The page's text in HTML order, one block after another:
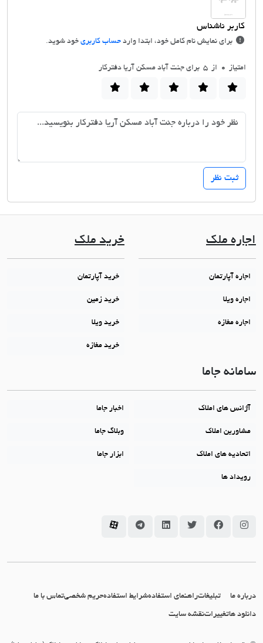
برای نمایش نام کامل خود، ابتدا وارد حساب کاربری خود شوید.
امتیاز 0 از 5 برای جنت آباد مسکن آریا دفترکار
اجاره ملک
اجاره آپارتمان
اجاره ویلا
اجاره مغازه
خرید ملک
خرید آپارتمان
خرید زمین
خرید ویلا
خرید مغازه
سامانه جاما
آژانس های املاک اخبار جاما
مشاورین املاک وبلاگ جاما
اتحادیه های املاک ابزار جاما
رویداد ها
سامانه جاما در اینستاگرام
سامانه جاما در فیسبوک
سامانه جاما در توئیتر
سامانه جاما در لینکداین
سامانه جاما در تلگرام
سامانه جاما در آپارات
درباره ما تبلیغاتراهنمای استفادهشرایط استفادهحریم شخصیتماس با ما
دانلود هاتغییراتنقشه سایت